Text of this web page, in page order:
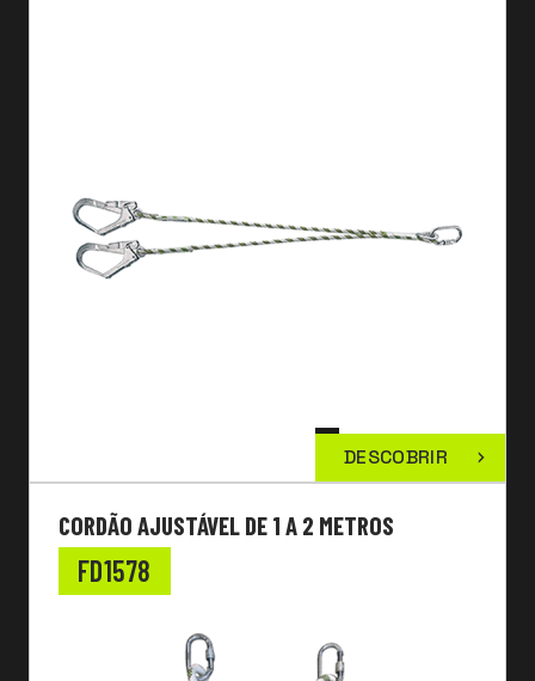
DESCOBRIR
CORDÃO AJUSTÁVEL DE 1 A 2 METROS
FD1578